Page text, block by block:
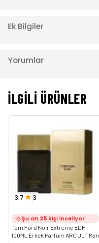
Ek Bilgiler
Yorumlar
İLGILI ÜRÜNLER
3.7 3
Şu an 25 kişi inceliyor
Tom Ford Noir Extreme EDP
100ML Erkek Parfüm ARC JLT Man